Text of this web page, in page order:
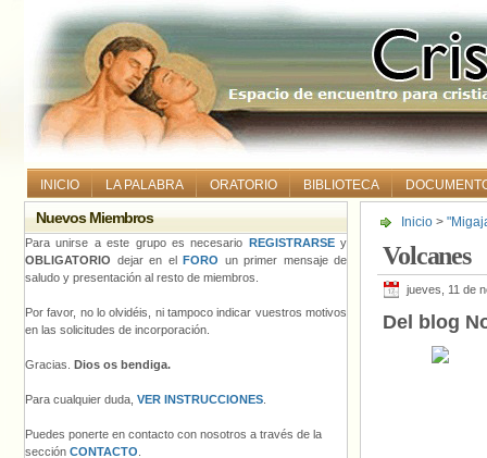
INICIO LA PALABRA ORATORIO BIBLIOTECA
Inicio >
Volcanes
jueves, 11 de
Del blog
Nuevos Miembros
Para unirse a este grupo es necesario REGISTRARSEy
OBLIGATORIO dejar en el FORO un primer mensaje de
saludo y presentación al resto de miembros.
Por favor, no lo olvidéis, ni tampoco indicar vuestros motivos
en las solicitudes de incorporación.
Gracias. Dios os bendiga.
Para cualquier duda, VER INSTRUCCIONES
Puedes ponerte en contacto con nosotros a través de la
sección CONTACTO